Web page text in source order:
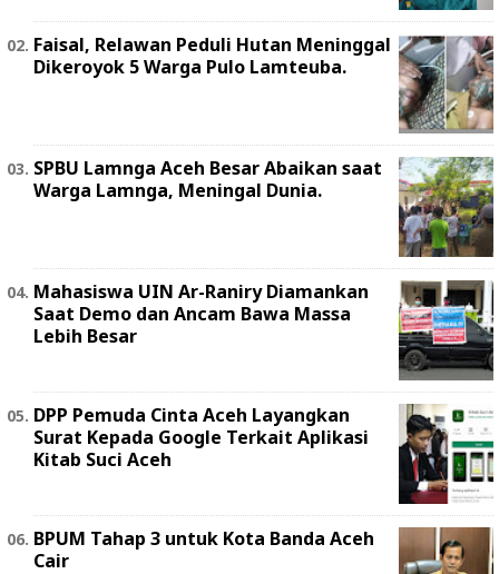
Faisal, Relawan Peduli Hutan Meninggal
Dikeroyok 5 Warga Pulo Lamteuba.
SPBU Lamnga Aceh Besar Abaikan saat
Warga Lamnga, Meningal Dunia.
Mahasiswa UIN Ar-Raniry Diamankan
Saat Demo dan Ancam Bawa Massa
Lebih Besar
DPP Pemuda Cinta Aceh Layangkan
Surat Kepada Google Terkait Aplikasi
Kitab Suci Aceh
BPUM Tahap 3 untuk Kota Banda Aceh
Cair